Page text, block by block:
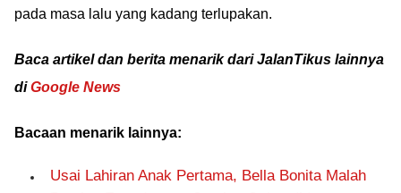
pada masa lalu yang kadang terlupakan.
Baca artikel dan berita menarik dari JalanTikus lainnya
diGoogle News
Bacaan menarik lainnya:
Usai Lahiran Anak Pertama, Bella Bonita Malah